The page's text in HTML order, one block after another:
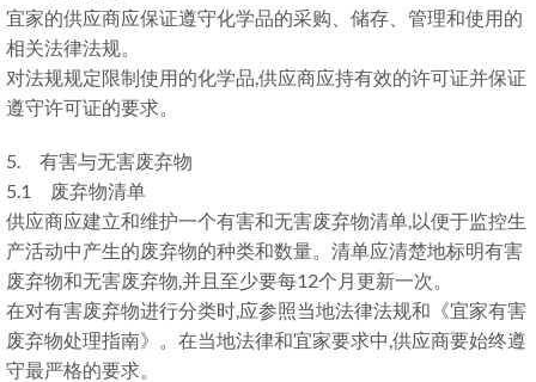
宜家的供应商应保证遵守化学品的采购、储存、管理和使用的
相关法律法规。
对法规规定限制使用的化学品,供应商应持有效的许可证并保证
遵守许可证的要求。
5. 有害与无害废弃物
5.1 废弃物清单
供应商应建立和维护一个有害和无害废弃物清单,以便于监控生
产活动中产生的废弃物的种类和数量。清单应清楚地标明有害
废弃物和无害废弃物,并且至少要每12个月更新一次。
在对有害废弃物进行分类时,应参照当地法律法规和《宜家有害
废弃物处理指南》。在当地法律和宜家要求中,供应商要始终遵
守最严格的要求。